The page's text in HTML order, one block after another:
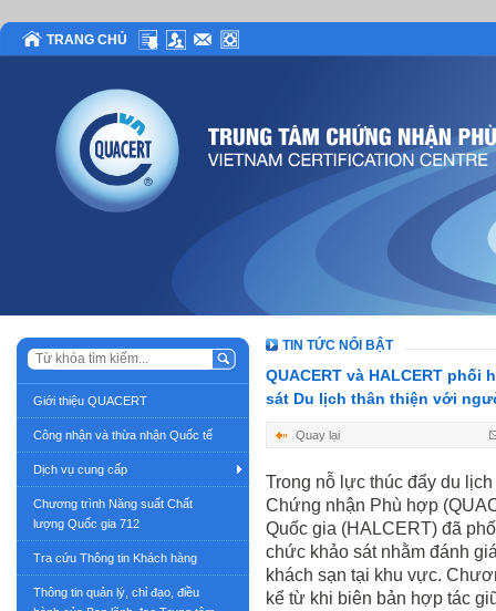
TRANG CHỦ
Giới thiệu QUACERT
Công nhận và thừa nhận Quốc tế
Dịch vụ cung cấp
Chương trình Năng suất Chất
lượng Quốc gia 712
Tra cứu Thông tin Khách hàng
Thông tin quản lý, chỉ đạo, điều
TIN TỨC NỔI BẬT
QUACERT và HALCERT
sát Du lịch thân thiện với
Quay lại
Trong nỗ lực thúc đẩy du
Chứng nhận Phù hợp
Quốc gia (HALCERT) đã
chức khảo sát nhằm đánh
khách sạn tại khu vực.
kể từ khi biên bản hợp tác